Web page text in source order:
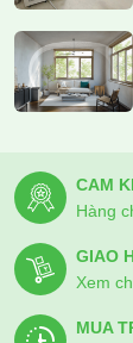
CAM
Hàng
GIAO
Xem
MUA